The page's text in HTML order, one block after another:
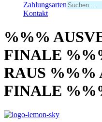
Zahlungsarten
Kontakt
%%%
FINALE
RAUS %%%
FINALE